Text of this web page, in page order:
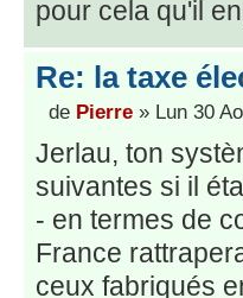
pour cela qu'il
Re: la taxe
de Pierre » Lun 30
Jerlau, ton
suivantes si il
- en termes de
France
ceux fabriqués